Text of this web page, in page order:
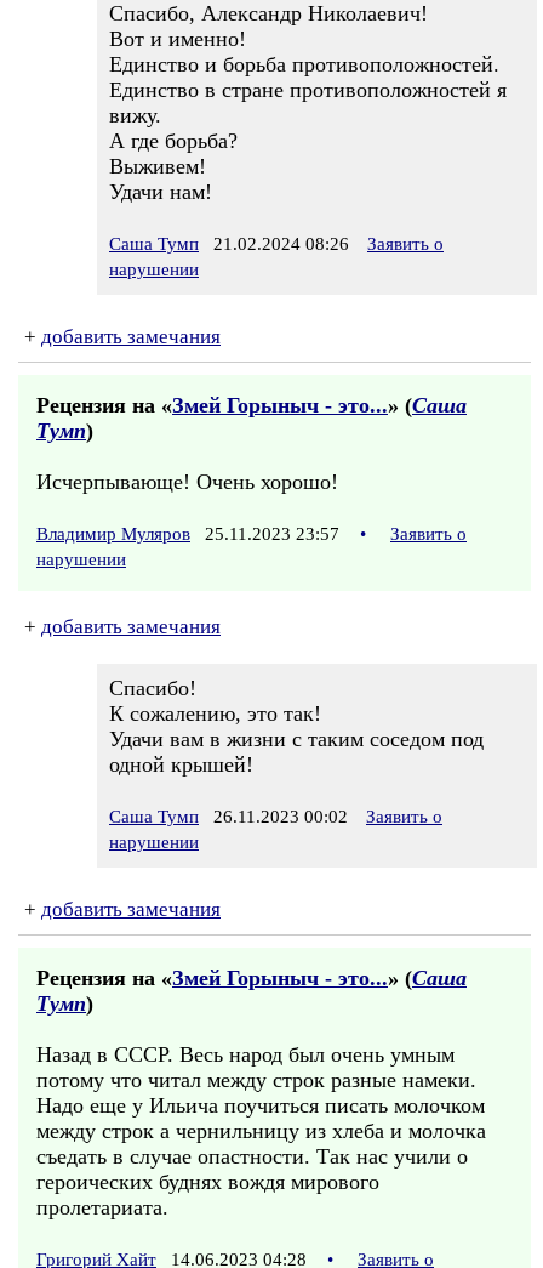
Спасибо, Александр Николаевич!
Вот и именно!
Единство и борьба противоположностей.
Единство в стране противоположностей я
вижу.
А где борьба?
Выживем!
Удачи нам!
Саша Тумп 21.02.2024 08:26
Заявить о
нарушении
+ добавить замечания
Рецензия на «Змей Горыныч - это...» (Саша
Тумп)
Исчерпывающе! Очень хорошо!
Владимир Муляров 25.11.2023 23:57 •
Заявить о
нарушении
+ добавить замечания
Спасибо!
К сожалению, это так!
Удачи вам в жизни с таким соседом под
одной крышей!
Саша Тумп 26.11.2023 00:02
Заявить о
нарушении
+ добавить замечания
Рецензия на «Змей Горыныч - это...» (Саша
Тумп)
Назад в СССР. Весь народ был очень умным
потому что читал между строк разные намеки.
Надо еще у Ильича поучиться писать молочком
между строк а чернильницу из хлеба и молочка
съедать в случае опастности. Так нас учили о
героических буднях вождя мирового
пролетариата.
Григорий Хайт 14.06.2023 04:28 • Заявить о